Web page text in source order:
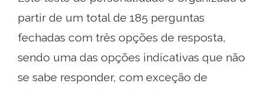
partir de um total de 185 perguntas
fechadas com três opções de resposta,
sendo uma das opções indicativas que não
se sabe responder, com exceção de